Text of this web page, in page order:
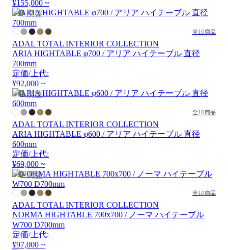
¥155,000 ~
廃盤
全10商品
ADAL TOTAL INTERIOR COLLECTION
ARIA HIGHTABLE φ700 / アリア ハイテーブル 直径
700mm
定価/上代:
¥92,000 ~
廃盤
全10商品
ADAL TOTAL INTERIOR COLLECTION
ARIA HIGHTABLE φ600 / アリア ハイテーブル 直径
600mm
定価/上代:
¥69,000 ~
廃盤
全10商品
ADAL TOTAL INTERIOR COLLECTION
NORMA HIGHTABLE 700x700 / ノーマ ハイテーブル
W700 D700mm
定価/上代:
¥97,000 ~